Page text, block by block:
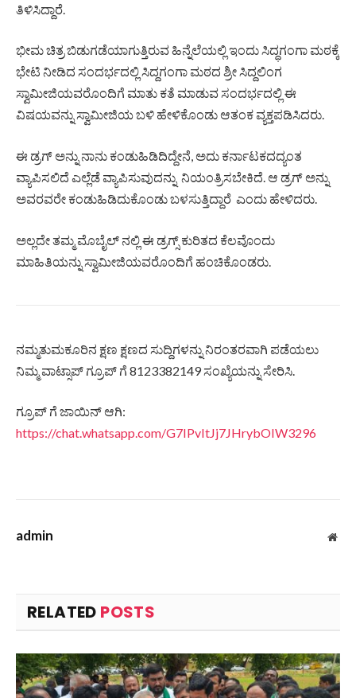
ತಿಳಿಸಿದ್ದಾರೆ.
ಭೀಮ ಚಿತ್ರ ಬಿಡುಗಡೆಯಾಗುತ್ತಿರುವ ಹಿನ್ನೆಲೆಯಲ್ಲಿ ಇಂದು ಸಿದ್ಧಗಂಗಾ ಮಠಕ್ಕೆ
ಭೇಟಿ ನೀಡಿದ ಸಂದರ್ಭದಲ್ಲಿ ಸಿದ್ದಗಂಗಾ ಮಠದ ಶ್ರೀ ಸಿದ್ದಲಿಂಗ
ಸ್ವಾಮೀಜಿಯವರೊಂದಿಗೆ ಮಾತು ಕತೆ ಮಾಡುವ ಸಂದರ್ಭದಲ್ಲಿ ಈ
ವಿಷಯವನ್ನು ಸ್ವಾಮೀಜಿಯ ಬಳಿ ಹೇಳಿಕೊಂಡು ಆತಂಕ ವ್ಯಕ್ತಪಡಿಸಿದರು.
ಈ ಡ್ರಗ್ ಅನ್ನು ನಾನು ಕಂಡುಹಿಡಿದಿದ್ದೇನೆ, ಅದು ಕರ್ನಾಟಕದದ್ಯಂತ
ವ್ಯಾಪಿಸಲಿದೆ ಎಲ್ಲೆಡೆ ವ್ಯಾಪಿಸುವುದನ್ನು ನಿಯಂತ್ರಿಸಬೇಕಿದೆ. ಆ ಡ್ರಗ್ ಅನ್ನು
ಅವರವರೇ ಕಂಡುಹಿಡಿದುಕೊಂಡು ಬಳಸುತ್ತಿದ್ದಾರೆ ಎಂದು ಹೇಳಿದರು.
ಅಲ್ಲದೇ ತಮ್ಮ ಮೊಬೈಲ್ ನಲ್ಲಿ ಈ ಡ್ರಗ್ಸ್ ಕುರಿತದ ಕೆಲವೊಂದು
ಮಾಹಿತಿಯನ್ನು ಸ್ವಾಮೀಜಿಯವರೊಂದಿಗೆ ಹಂಚಿಕೊಂಡರು.
ನಮ್ಮತುಮಕೂರಿನ ಕ್ಷಣ ಕ್ಷಣದ ಸುದ್ದಿಗಳನ್ನು ನಿರಂತರವಾಗಿ ಪಡೆಯಲು
ನಿಮ್ಮ ವಾಟ್ಸಾಪ್ ಗ್ರೂಪ್ ಗೆ 8123382149 ಸಂಖ್ಯೆಯನ್ನು ಸೇರಿಸಿ.
ಗ್ರೂಪ್ ಗೆ ಜಾಯಿನ್ ಆಗಿ:
https://chat.whatsapp.com/G7IPvItJj7JHrybOIW3296
admin
RELATED POSTS